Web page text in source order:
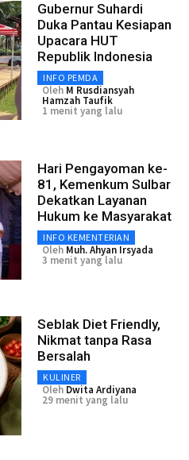
Gubernur Suhardi
Duka Pantau Kesiapan
Upacara HUT
Republik Indonesia
INFO PEMDA
Oleh M Rusdiansyah
Hamzah Taufik
1 menit yang lalu
Hari Pengayoman ke-
81, Kemenkum Sulbar
Dekatkan Layanan
Hukum ke Masyarakat
INFO KEMENTERIAN
Oleh Muh. Ahyan Irsyada
3 menit yang lalu
Seblak Diet Friendly,
Nikmat tanpa Rasa
Bersalah
KULINER
Oleh Dwita Ardiyana
29 menit yang lalu